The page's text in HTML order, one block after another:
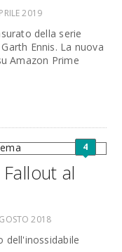
2019
della serie
Ennis. La nuova
Amazon Prime
4
al
2018
dell'inossidabile